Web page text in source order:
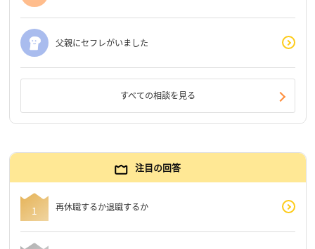
父親にセフレがいました
すべての相談を見る
注目の回答
再休職するか退職するか